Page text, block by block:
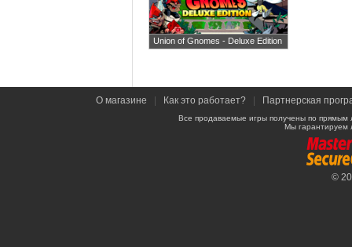
Union of Gnomes - Deluxe Edition
О магазине Как это работает? Партнерская
Все продаваемые игры получены по
Мы гарантируем
©